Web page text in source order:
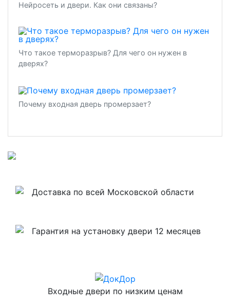
Нейросеть и двери. Как они связаны?
Что такое терморазрыв? Для чего он нужен в
дверях?
Почему входная дверь промерзает?
Доставка по всей Московской области
Гарантия на установку двери 12 месяцев
Входные двери по низким ценам